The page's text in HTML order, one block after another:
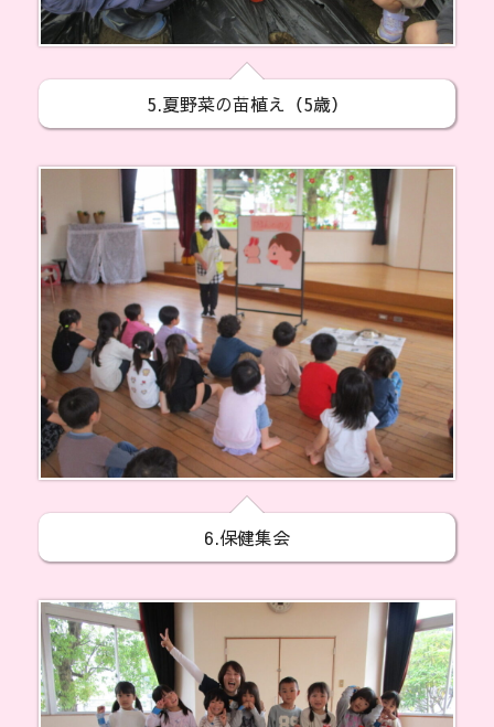
5.夏野菜の苗植え（5歳）
6.保健集会